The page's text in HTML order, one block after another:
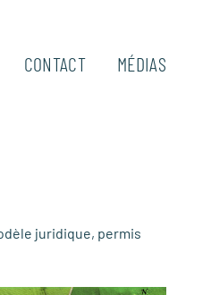
CONTACT MÉDIAS
juridique, permis